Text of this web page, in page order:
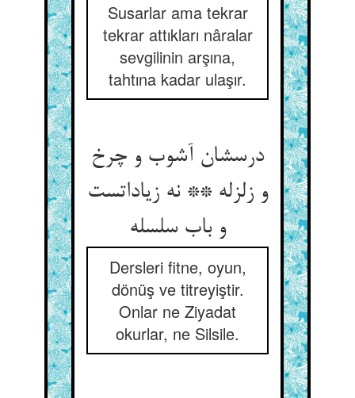
Susarlar ama tekrar
tekrar attıkları nâralar
sevgilinin arşına,
tahtına kadar ulaşır.
درسشان آشوب و چرخ
و زلزله ** نه زیاداتست
و باب سلسله
Dersleri fitne, oyun,
dönüş ve titreyiştir.
Onlar ne Ziyadat
okurlar, ne Silsile.